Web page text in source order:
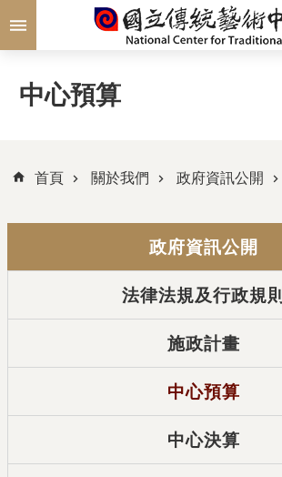
跳到主要內容區塊
中心預算
首頁 關於我們 政府資訊公開
政府資訊公開
法律法規及行政規則
施政計畫
中心預算
中心決算